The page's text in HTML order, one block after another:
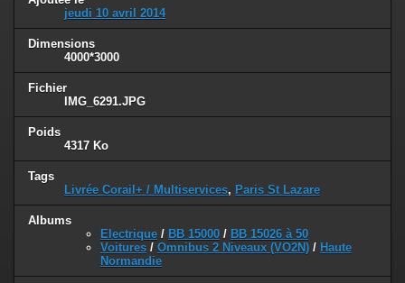
jeudi 10 avril 2014
Dimensions
4000*3000
Fichier
IMG_6291.JPG
Poids
4317 Ko
Tags
Livrée Corail+ / Multiservices, Paris St Lazare
Albums
Electrique / BB 15000 / BB 15026 à 50
Voitures / Omnibus 2 Niveaux (VO2N) / Haute
Normandie